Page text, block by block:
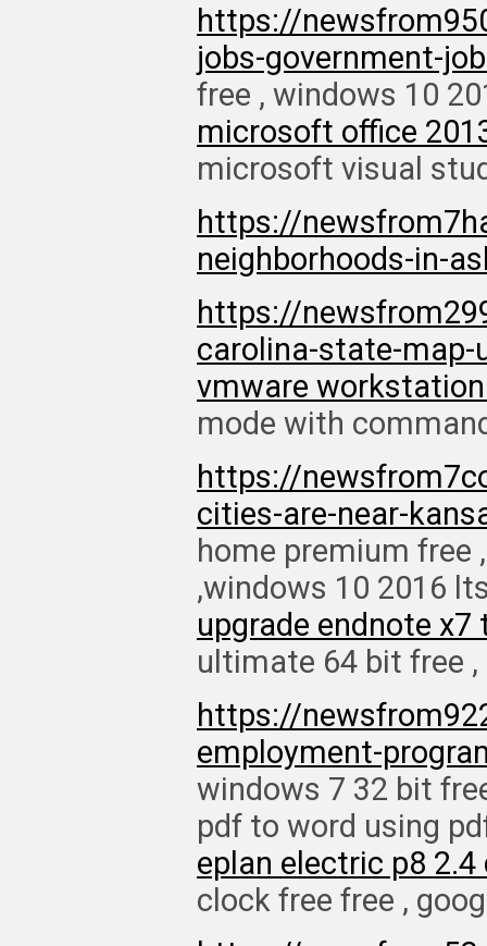
https://
jobs-government-
free , windows 10
microsoft office
microsoft visual
https://
neighborhoods-in-
https://
carolina-state-
vmware
mode with
https://
cities-are-near-
home premium free
,windows 10 2016
upgrade endnote
ultimate 64 bit free
https://
employment-
windows 7 32 bit
pdf to word using
eplan electric p8
clock free free ,